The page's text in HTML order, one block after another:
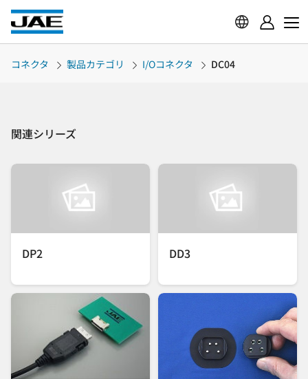
コネクタ 製品カテゴリ I/Oコネクタ DC04
関連シリーズ
DP2 DD3